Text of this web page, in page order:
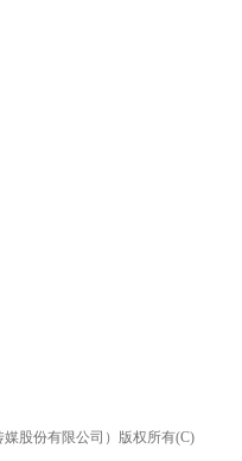
股份有限公司）版权所有(C)